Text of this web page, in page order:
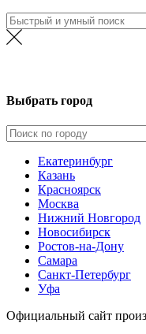
Выбрать город
Екатеринбург
Казань
Красноярск
Москва
Нижний Новгород
Новосибирск
Ростов-на-Дону
Самара
Санкт-Петербург
Уфа
Официальный сайт